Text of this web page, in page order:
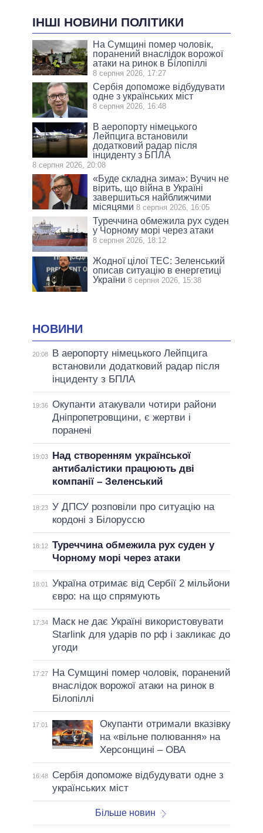
ІНШІ НОВИНИ ПОЛІТИКИ
На Сумщині помер чоловік,
поранений внаслідок ворожої
атаки на ринок в Білопіллі
8 серпня 2026, 17:27
Сербія допоможе відбудувати
одне з українських міст
8 серпня 2026, 16:48
В аеропорту німецького
Лейпцига встановили
додатковий радар після
інциденту з БПЛА
8 серпня 2026, 20:08
«Буде складна зима»: Вучич не
вірить, що війна в Україні
завершиться найближчими
місяцями 8 серпня 2026, 16:05
Туреччина обмежила рух суден
у Чорному морі через атаки
8 серпня 2026, 18:12
Жодної цілої ТЕС: Зеленський
описав ситуацію в енергетиці
України 8 серпня 2026, 15:38
НОВИНИ
20:08
В аеропорту німецького Лейпцига
встановили додатковий радар після
інциденту з БПЛА
19:36 Окупанти атакували чотири райони
Дніпропетровщини, є жертви і
поранені
19:03
Над створенням української
антибалістики працюють дві
компанії – Зеленський
18:23 У ДПСУ розповіли про ситуацію на
кордоні з Білоруссю
18:12 Туреччина обмежила рух суден у
Чорному морі через атаки
18:01
Україна отримає від Сербії 2 мільйони
євро: на що спрямують
17:34
Маск не дає Україні використовувати
Starlink для ударів по рф і закликає до
угоди
17:27
На Сумщині помер чоловік, поранений
внаслідок ворожої атаки на ринок в
Білопіллі
17:01
Окупанти отримали вказівку
на «вільне полювання» на
Херсонщині – ОВА
16:48
Сербія допоможе відбудувати одне з
українських міст
Більше новин